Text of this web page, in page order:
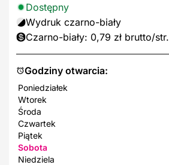
Godziny otwarcia:
Poniedziałek
Wtorek
Środa
Czwartek
Piątek
Sobota
Niedziela
Dostępny
Wydruk czarno-biały
Czarno-biały: 0,79 zł brutto/str.